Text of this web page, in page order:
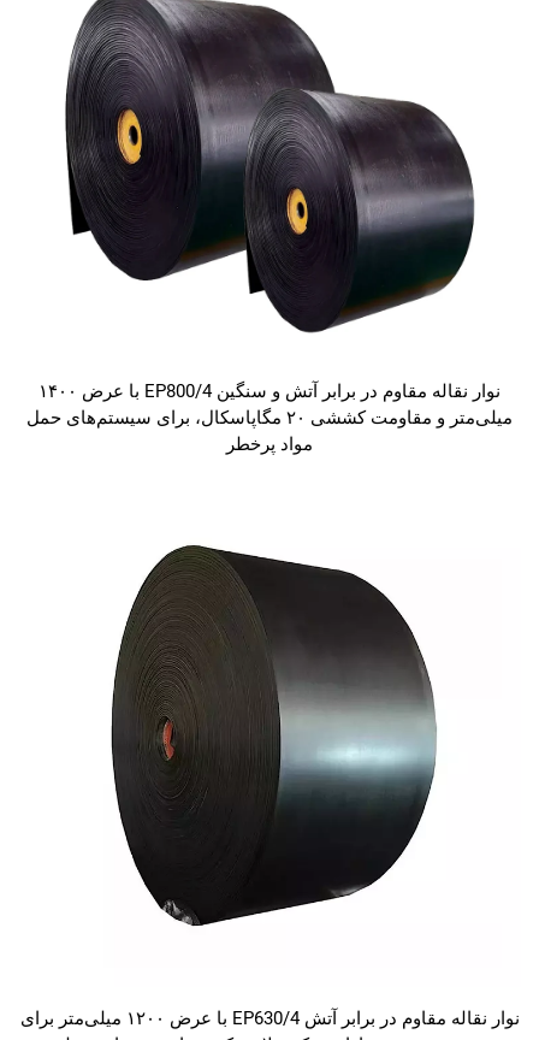
نوار نقاله مقاوم در برابر آتش و سنگین EP800/4 با عرض ۱۴۰۰
میلی‌متر و مقاومت کششی ۲۰ مگاپاسکال، برای سیستم‌های حمل
مواد پرخطر
نوار نقاله مقاوم در برابر آتش EP630/4 با عرض ۱۲۰۰ میلی‌متر برای